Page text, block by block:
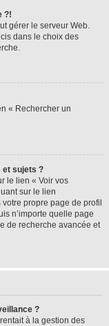
?!
gérer le serveur Web.
dans le choix des
« Rechercher un
et sujets ?
le lien « Voir vos
sur le lien
propre page de profil
n’importe quelle page
de recherche avancée et
?
à la gestion des